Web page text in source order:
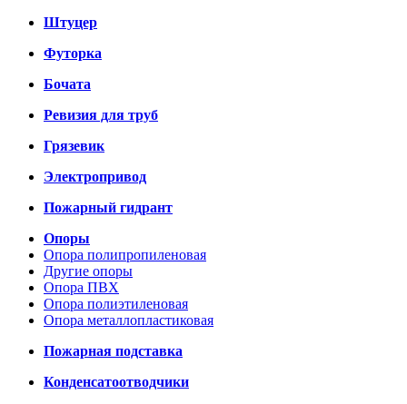
Штуцер
Футорка
Бочата
Ревизия для труб
Грязевик
Электропривод
Пожарный гидрант
Опоры
Опора полипропиленовая
Другие опоры
Опора ПВХ
Опора полиэтиленовая
Опора металлопластиковая
Пожарная подставка
Конденсатоотводчики